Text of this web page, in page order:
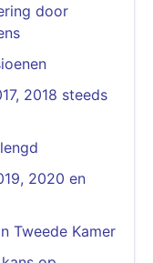
door
2018 steeds
2020 en
Tweede Kamer